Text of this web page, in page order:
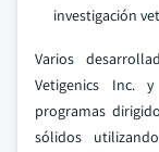
investigación
Varios
Vetigenics Inc.
programas
sólidos